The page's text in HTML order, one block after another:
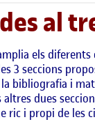
al
els
3 seccions
i
dues
i propi de les